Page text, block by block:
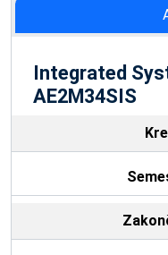
Integrated
AE2M34SIS